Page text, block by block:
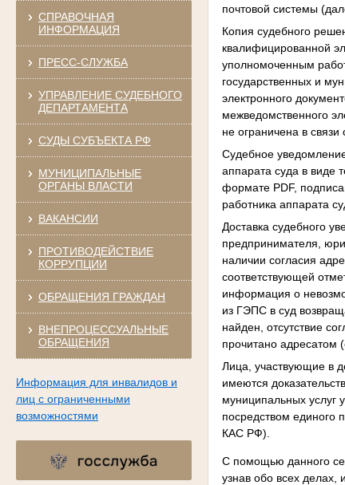
СПРАВОЧНАЯ
ИНФОРМАЦИЯ
ПРЕСС-СЛУЖБА
УПРАВЛЕНИЕ СУДЕБНОГО
ДЕПАРТАМЕНТА
СУДЫ СУБЪЕКТА РФ
МУНИЦИПАЛЬНЫЕ
ОРГАНЫ ВЛАСТИ
ВАКАНСИИ
ПРОТИВОДЕЙСТВИЕ
КОРРУПЦИИ
ОБРАЩЕНИЯ ГРАЖДАН
ВНЕПРОЦЕССУАЛЬНЫЕ
ОБРАЩЕНИЯ
Информация для инвалидов и
лиц с ограниченными
возможностями
почтовой системы
Копия судебного
квалифицированной
уполномоченным
государственных и
электронного
межведомственного
не ограничена в
Судебное
аппарата суда в виде
формате PDF,
работника аппарата
Доставка судебного
предпринимателя,
наличии согласия
соответствующей
информация о
из ГЭПС в суд
найден, отсутствие
прочитано адресатом
Лица, участвующие в
имеются
муниципальных услуг
посредством единого
КАС РФ).
С помощью данного
узнав обо всех делах,